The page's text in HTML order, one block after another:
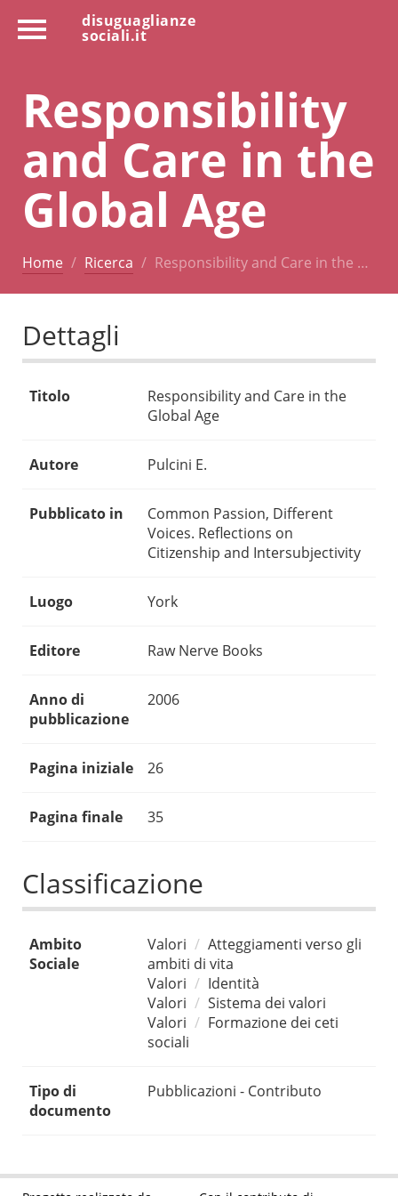
disuguaglianze
sociali.it
Responsibility
and Care in the
Global Age
Home Ricerca Responsibility and Care in the …
Dettagli
Titolo
Responsibility and Care in the
Global Age
Autore Pulcini E.
Pubblicato in
Common Passion, Different
Voices. Reflections on
Citizenship and Intersubjectivity
Luogo York
Editore Raw Nerve Books
Anno di
pubblicazione
2006
Pagina iniziale 26
Pagina finale 35
Classificazione
Ambito
Sociale
Valori
Atteggiamenti verso gli
ambiti di vita
Valori
Identità
Valori
Sistema dei valori
Valori
Formazione dei ceti
sociali
Tipo di
documento
Pubblicazioni - Contributo